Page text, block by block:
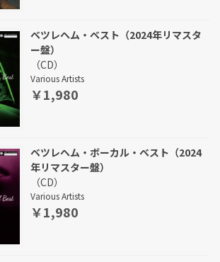
ベツレヘム・ベスト（2024年リマスタ
ー盤）
（CD）
Various Artists
￥1,980
ベツレヘム・ボーカル・ベスト（2024
年リマスター盤）
（CD）
Various Artists
￥1,980